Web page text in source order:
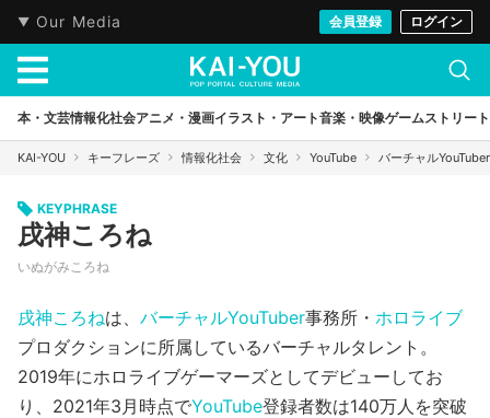
Our Media 会員登録 ログイン
本・文芸情報化社会アニメ・漫画イラスト・アート音楽・映像ゲームストリート
KAI-YOU キーフレーズ 情報化社会 文化 YouTube バーチャルYouTuber
KEYPHRASE
戌神ころね
いぬがみころね
戌神ころねは、 バーチャルYouTuber事務所・ ホロライブ
プロダクションに所属しているバーチャルタレント。
2019年にホロライブゲーマーズとしてデビューしてお
り、2021年3月時点でYouTube登録者数は140万人を突破